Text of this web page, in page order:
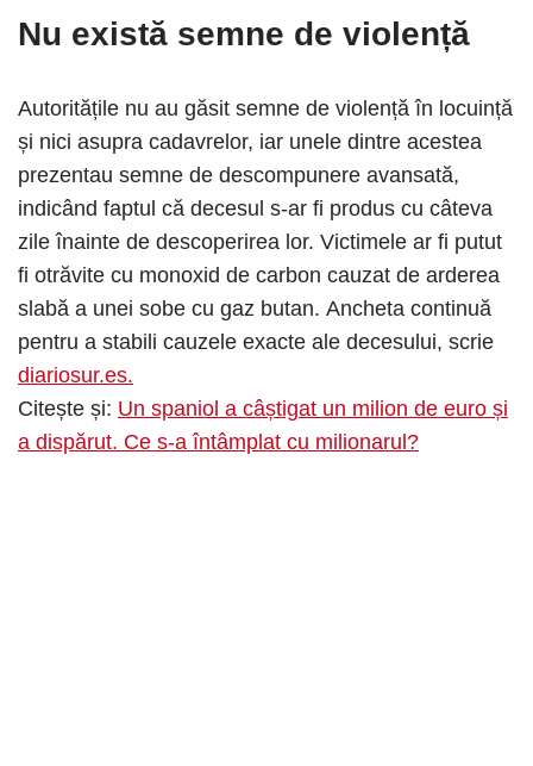
Nu există semne de violență
Autoritățile nu au găsit semne de violență în locuință
și nici asupra cadavrelor, iar unele dintre acestea
prezentau semne de descompunere avansată,
indicând faptul că decesul s-ar fi produs cu câteva
zile înainte de descoperirea lor. Victimele ar fi putut
fi otrăvite cu monoxid de carbon cauzat de arderea
slabă a unei sobe cu gaz butan. Ancheta continuă
pentru a stabili cauzele exacte ale decesului, scrie
diariosur.es.
Citește și: Un spaniol a câștigat un milion de euro și
a dispărut. Ce s-a întâmplat cu milionarul?